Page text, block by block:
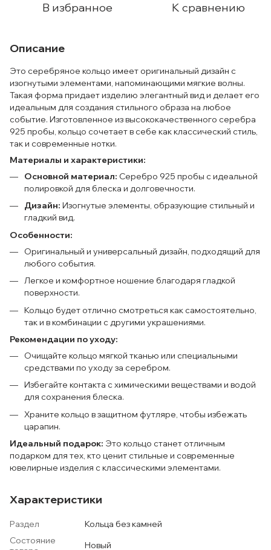
В избранное К сравнению
Описание
Это серебряное кольцо имеет оригинальный дизайн с
изогнутыми элементами, напоминающими мягкие волны.
Такая форма придает изделию элегантный вид и делает его
идеальным для создания стильного образа на любое
событие. Изготовленное из высококачественного серебра
925 пробы, кольцо сочетает в себе как классический стиль,
так и современные нотки.
Материалы и характеристики:
Основной материал: Серебро 925 пробы с идеальной
полировкой для блеска и долговечности.
Дизайн: Изогнутые элементы, образующие стильный и
гладкий вид.
Особенности:
Оригинальный и универсальный дизайн, подходящий для
любого события.
Легкое и комфортное ношение благодаря гладкой
поверхности.
Кольцо будет отлично смотреться как самостоятельно,
так и в комбинации с другими украшениями.
Рекомендации по уходу:
Очищайте кольцо мягкой тканью или специальными
средствами по уходу за серебром.
Избегайте контакта с химическими веществами и водой
для сохранения блеска.
Храните кольцо в защитном футляре, чтобы избежать
царапин.
Идеальный подарок: Это кольцо станет отличным
подарком для тех, кто ценит стильные и современные
ювелирные изделия с классическими элементами.
Характеристики
Раздел
Кольца без камней
Состояние
Новый